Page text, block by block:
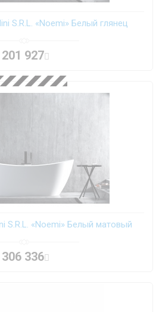
S.R.L. «Noemi» Белый глянец
201 927
S.R.L. «Noemi» Белый матовый
306 336